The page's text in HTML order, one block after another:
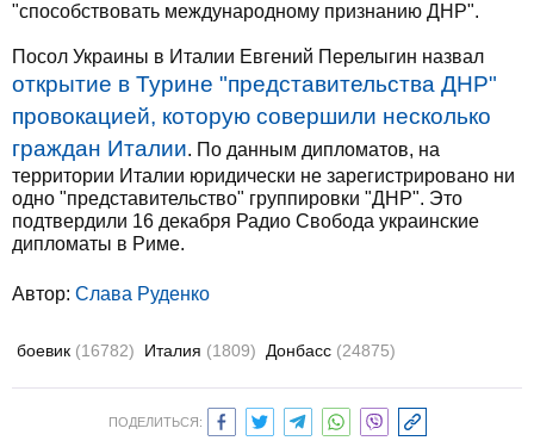
"способствовать международному признанию ДНР".
Посол Украины в Италии Евгений Перелыгин назвал
открытие в Турине "представительства ДНР"
провокацией, которую совершили несколько
граждан Италии. По данным дипломатов, на
территории Италии юридически не зарегистрировано ни
одно "представительство" группировки "ДНР". Это
подтвердили 16 декабря Радио Свобода украинские
дипломаты в Риме.
Автор: Слава Руденко
боевик (16782) Италия (1809) Донбасс (24875)
ПОДЕЛИТЬСЯ: